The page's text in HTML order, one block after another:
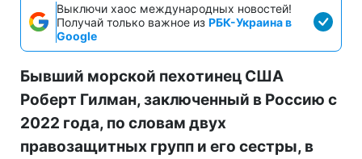
Выключи хаос международных новостей!
Получай только важное из РБК-Украина в
Google
Бывший морской пехотинец США
Роберт Гилман, заключенный в Россию с
2022 года, по словам двух
правозащитных групп и его сестры, в